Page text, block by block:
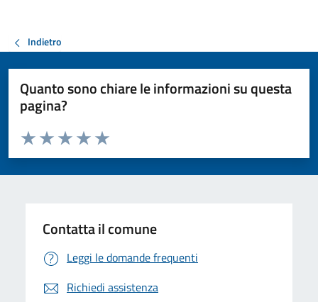
Indietro
Quanto sono chiare le informazioni su questa
pagina?
Valuta da 1 a 5 stelle la pagina
Valuta 5 stelle su 5
Valuta 4 stelle su 5
Valuta 3 stelle su 5
Valuta 2 stelle su 5
Valuta 1 stelle su 5
Contatta il comune
Leggi le domande frequenti
Richiedi assistenza